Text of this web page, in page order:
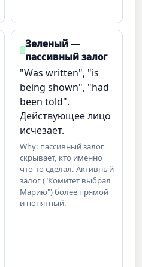
Зеленый —
пассивный залог
"Was written", "is
being shown", "had
been told".
Действующее лицо
исчезает.
Why: пассивный залог
скрывает, кто именно
что-то сделал. Активный
залог ("Комитет выбрал
Марию") более прямой
и понятный.